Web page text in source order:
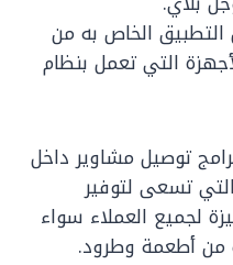
التطبيق الخاص به من
التي تعمل بنظام
توصيل مشاوير داخل
تسعى لتوفير
لجميع العملاء سواء
من أطعمة وطرود.